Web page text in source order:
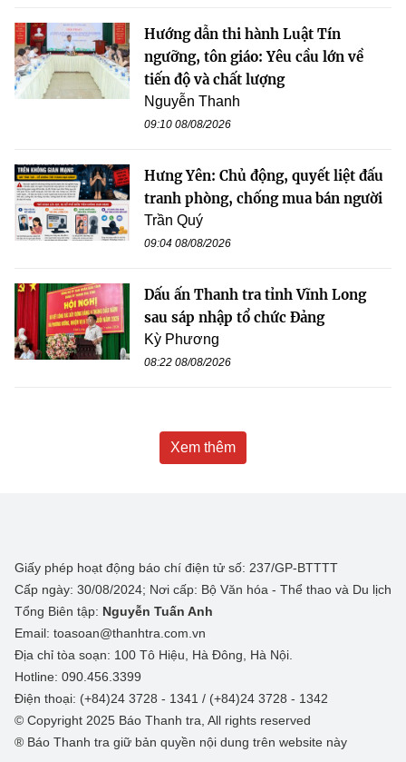
Hướng dẫn thi hành Luật Tín
ngưỡng, tôn giáo: Yêu cầu lớn về
tiến độ và chất lượng
Nguyễn Thanh
09:10 08/08/2026
Hưng Yên: Chủ động, quyết liệt đấu
tranh phòng, chống mua bán người
Trần Quý
09:04 08/08/2026
Dấu ấn Thanh tra tỉnh Vĩnh Long
sau sáp nhập tổ chức Đảng
Kỳ Phương
08:22 08/08/2026
Xem thêm
Giấy phép hoạt động báo chí điện tử số: 237/GP-BTTTT
Cấp ngày: 30/08/2024; Nơi cấp: Bộ Văn hóa - Thể thao và Du lịch
Tổng Biên tập: Nguyễn Tuấn Anh
Email: toasoan@thanhtra.com.vn
Địa chỉ tòa soạn: 100 Tô Hiệu, Hà Đông, Hà Nội.
Hotline: 090.456.3399
Điện thoại: (+84)24 3728 - 1341 / (+84)24 3728 - 1342
© Copyright 2025 Báo Thanh tra, All rights reserved
® Báo Thanh tra giữ bản quyền nội dung trên website này